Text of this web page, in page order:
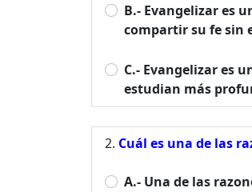
B.- Evangelizar es
compartir su fe sin
C.- Evangelizar es
estudian más
Cuál es una de las
A.- Una de las